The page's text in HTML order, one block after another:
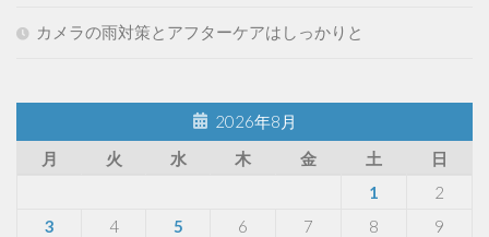
カメラの雨対策とアフターケアはしっかりと
2026年8月
月
火 水 木 金 土
日
1
2
3
4 5 6 7 8
9